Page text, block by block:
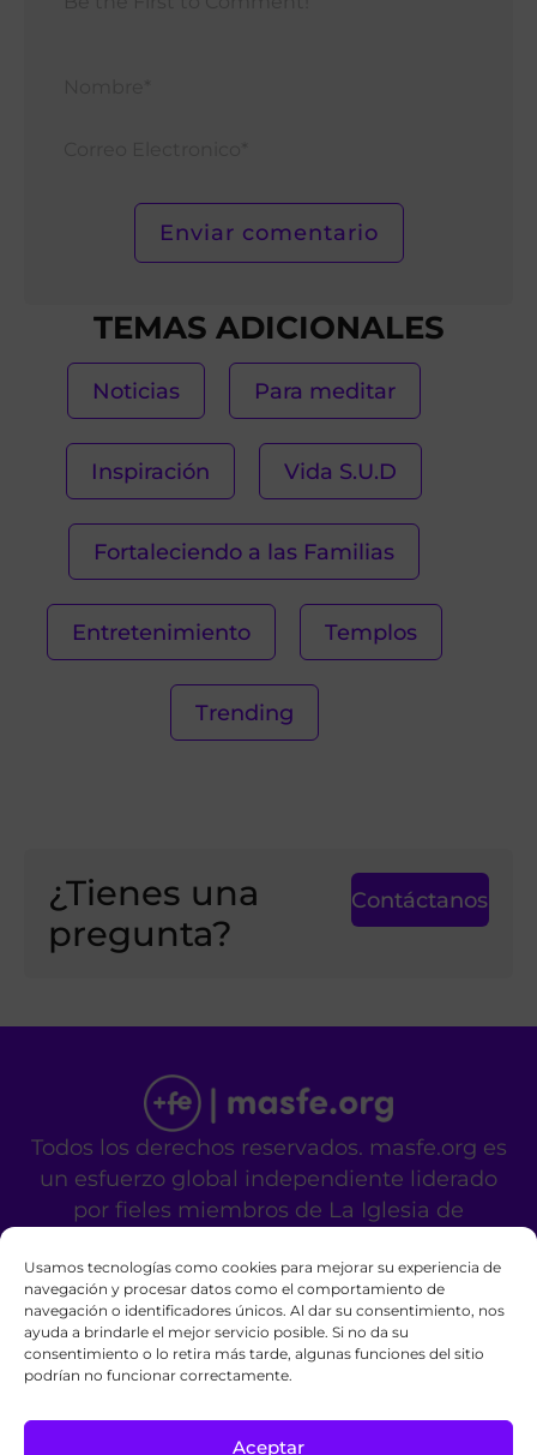
Usamos tecnologías como cookies para mejorar su experiencia de
navegación y procesar datos como el comportamiento de
navegación o identificadores únicos. Al dar su consentimiento, nos
ayuda a brindarle el mejor servicio posible. Si no da su
consentimiento o lo retira más tarde, algunas funciones del sitio
podrían no funcionar correctamente.
Aceptar
TEMAS ADICIONALES
Noticias Para meditar
Inspiración Vida S.U.D
Fortaleciendo a las Familias
Entretenimiento Templos
Trending
¿Tienes una
pregunta?
Contáctanos
Todos los derechos reservados. masfe.org es
un esfuerzo global independiente liderado
por fieles miembros de La Iglesia de
No es un sitio oficial de la mencionada
organización religiosa.
Contáctanos Privacy Policy Cookie Policy